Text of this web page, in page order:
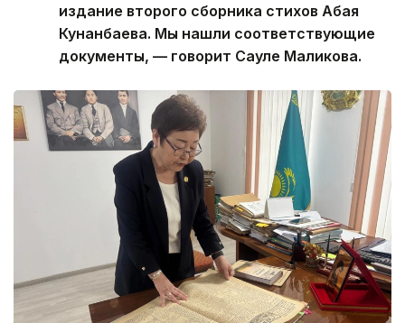
издание второго сборника стихов Абая
Кунанбаева. Мы нашли соответствующие
документы, — говорит Сауле Маликова.